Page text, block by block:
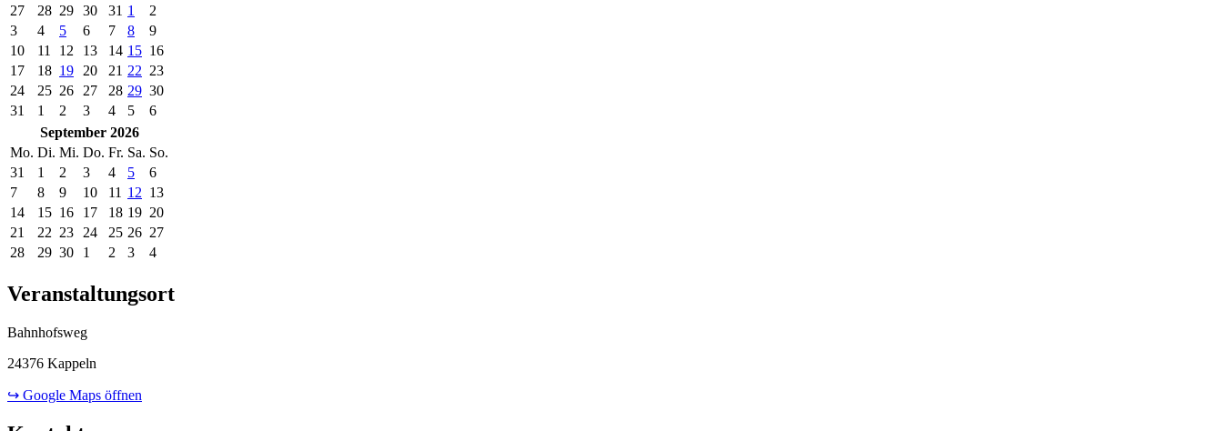
27
28 29 30 31 1
2
3
4 5 6 7 8
9
10
11 12 13 14 15 16
17
18 19 20 21 22 23
24
25 26 27 28 29 30
31
1 2 3 4 5
6
September 2026
Mo. Di. Mi. Do. Fr. Sa. So.
31
1 2 3 4 5
6
7
8 9 10 11 12 13
14
15 16 17 18 19 20
21
22 23 24 25 26 27
28
29 30 1 2 3 4
Veranstaltungsort
Bahnhofsweg
24376 Kappeln
↪ Google Maps öffnen